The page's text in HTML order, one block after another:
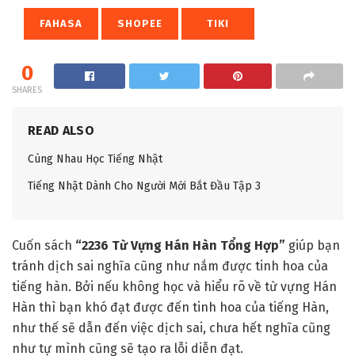
FAHASA SHOPEE TIKI
0
SHARES
READ ALSO
Cùng Nhau Học Tiếng Nhật
Tiếng Nhật Dành Cho Người Mới Bắt Đầu Tập 3
Cuốn sách “2236 Từ Vựng Hán Hàn Tổng Hợp” giúp bạn
tránh dịch sai nghĩa cũng như nắm được tinh hoa của
tiếng hàn. Bởi nếu không học và hiểu rõ về từ vựng Hán
Hàn thì bạn khó đạt được đến tinh hoa của tiếng Hàn,
như thế sẽ dẫn đến việc dịch sai, chưa hết nghĩa cũng
như tự mình cũng sẽ tạo ra lỗi diễn đạt.